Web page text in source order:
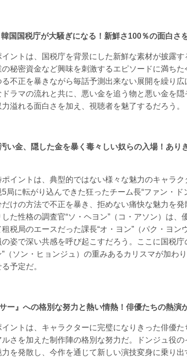
国国税庁が大騒ぎになる！新鮮さ100％の面白さ
ントは、国税庁を背景にした新鮮な素材が披露
秘密資金など興味を刺激するエピソードに満ちた
不正を暴きながら毎話予測出来ない展開を繰り
ドラマの流れと共に、悪い金を追う物と悪い金を
溢れる面白さを加え、視聴者を魅了するだろう。
い金、隠した金を暴く毒々しい奴らの入場！あり
ポイントは、典型的ではない様々な魅力のキャラ
局に転がり込んできた狂ったチーム長“ファン・
けの方法で不正を暴き、拒めない痛快な魅力を
た性格の調査官“ソ・ヘヨン”（コ・アソン）は
税局のエースだった課長“オ・ヨン”（パク・ヨン
姿で深い共感を呼び起こすだろう。ここに国税
”（ソン・ヒョンジュ）の重みあるカリスマが加わ
予定だ。
ー』への格別な努力と熱い情熱！俳優たちの熱演
ントは、キャラクターに完璧になりきった俳優た
ルさを加えた制作陣の格別な努力だ。ドンジュ役
を発散し、今作を通じて新しい演技変身に乗り